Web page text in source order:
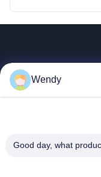
Wendy
Good day, what